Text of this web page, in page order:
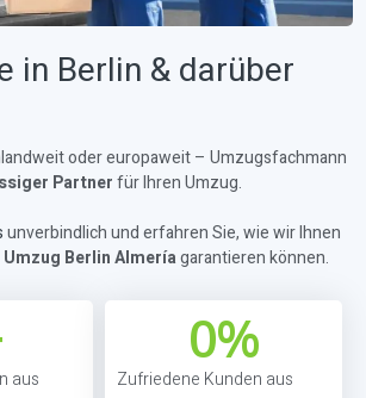
in Berlin & darüber
oder europaweit – Umzugsfachmann
Partnerfür Ihren Umzug.
unverbindlich und erfahren Sie, wie wir Ihnen
Berlin Almeríagarantieren können.
aus
Zufriedene Kunden aus
0%